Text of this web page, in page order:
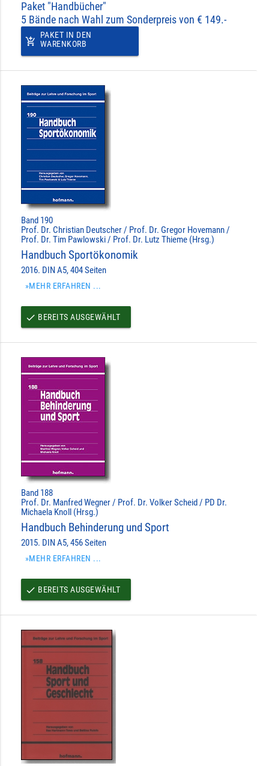
Paket "Handbücher"
5 Bände nach Wahl zum Sonderpreis von € 149.-
add_shopping_cart
PAKET IN DEN
WARENKORB
Band 190
Prof. Dr. Christian Deutscher / Prof. Dr. Gregor Hovemann /
Prof. Dr. Tim Pawlowski / Prof. Dr. Lutz Thieme (Hrsg.)
Handbuch Sportökonomik
2016. DIN A5, 404 Seiten
»MEHR ERFAHREN ...
done BEREITS AUSGEWÄHLT
Band 188
Prof. Dr. Manfred Wegner / Prof. Dr. Volker Scheid / PD Dr.
Michaela Knoll (Hrsg.)
Handbuch Behinderung und Sport
2015. DIN A5, 456 Seiten
»MEHR ERFAHREN ...
done BEREITS AUSGEWÄHLT